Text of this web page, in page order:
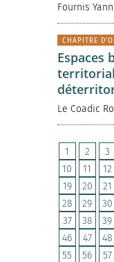
Fournis Yann
CHAPITRE
Espaces
Le Coadic
1 2 3
10
11 12
19
20 21
28
29 30
37
38 39
46
47 48
55
56 57